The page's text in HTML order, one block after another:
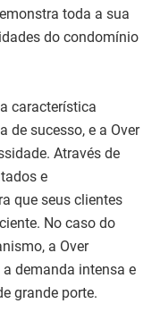
toda a sua
do condomínio
característica
de sucesso, e a Over
Através de
e
que seus clientes
No caso do
a Over
demanda intensa e
grande porte.